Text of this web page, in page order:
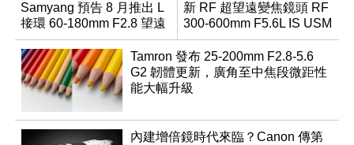
Samyang 預告 8 月推出 L
接環 60-180mm F2.8 望遠
變焦鏡
新 RF 超望遠變焦鏡頭 RF
300-600mm F5.6L IS USM
Tamron 發布 25-200mm F2.8-5.6
G2 韌體更新，廣角至中焦段微距性
能大幅升級
內建增倍鏡時代來臨？Canon 傳第